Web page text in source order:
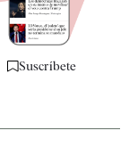
Suscríbete